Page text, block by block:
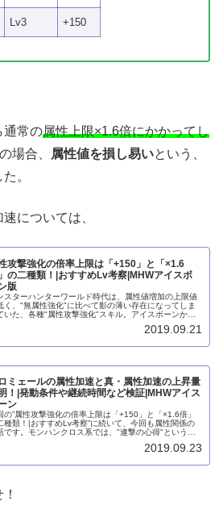
Lv3 +150
通常の属性上限×1.6倍にかかってし
場合、 属性値を損し易いという、
。
については、
攻撃強化の倍率上限は「+150」と「×1.6
の二種類！|おすすめLv考察|MHWアイスボ
版
スターハンターワールド時代は、属性値増加の上限値
く、"無属性強化"に比べて影の薄い存在になってしま
いた、各種"属性攻撃強化"スキル。アイスボーンから
2019.09.21
ミェールの属性加速と真・属性加速の上昇量
！|発動条件や継続時間など検証|MHWアイス
ン
の”属性攻撃強化の倍率上限は「+150」と「×1.6倍」
種類！|おすすめLv考察”に続いて、今回も属性関係の
です。モンハンクロス系では、"連撃の心得"という、
2019.09.23